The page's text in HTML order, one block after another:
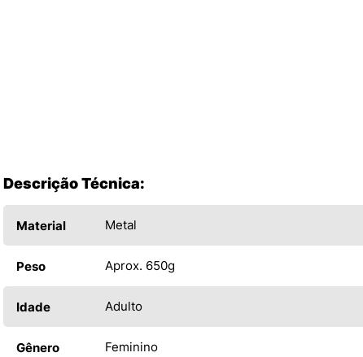
Descrição Técnica:
Material Metal
Peso Aprox. 650g
Idade Adulto
Gênero Feminino